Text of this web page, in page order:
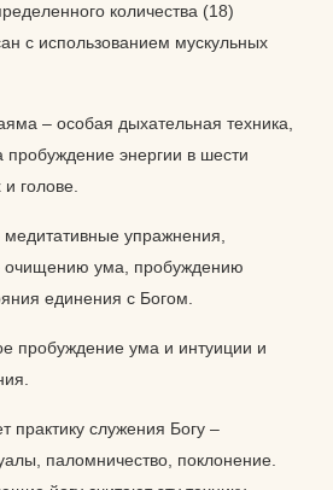
количества (18)
с использованием мускульных
– особая дыхательная техника,
пробуждение энергии в шести
голове.
упражнения,
очищению ума, пробуждению
единения с Богом.
пробуждение ума и интуиции и
практику служения Богу –
паломничество, поклонение.